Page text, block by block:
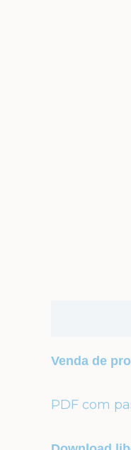
Venda de
PDF com